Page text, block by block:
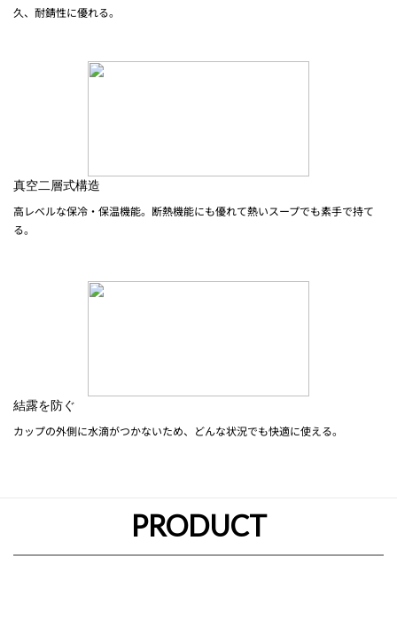
久、耐錆性に優れる。
真空二層式構造
高レベルな保冷・保温機能。断熱機能にも優れて熱いスープでも素手で持て
る。
結露を防ぐ
カップの外側に水滴がつかないため、どんな状況でも快適に使える。
PRODUCT